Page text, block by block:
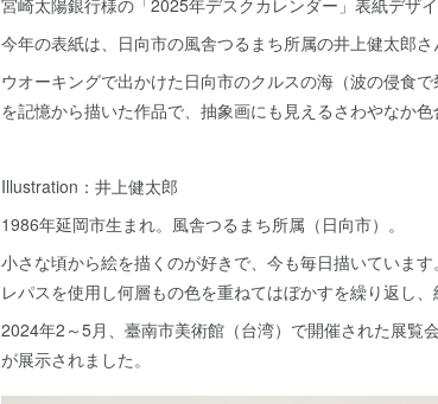
宮崎太陽銀行様の「2025年デスクカレンダー」表紙デザ
今年の表紙は、日向市の風舎つるまち所属の井上健太郎さ
ウオーキングで出かけた日向市のクルスの海（波の侵食
を記憶から描いた作品で、抽象画にも見えるさわやなか色
Illustration：井上健太郎
1986年延岡市生まれ。風舎つるまち所属（日向市）。
小さな頃から絵を描くのが好きで、今も毎日描いていま
レパスを使用し何層もの色を重ねてはぼかすを繰り返し
2024年2～5月、臺南市美術館（台湾）で開催された展覧
が展示されました。